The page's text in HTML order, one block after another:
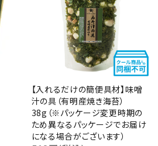
【入れるだけの簡便具材】味噌
汁の具（有明産焼き海苔）
38g（※パッケージ変更時期の
ため異なるパッケージでお届け
になる場合がございます）